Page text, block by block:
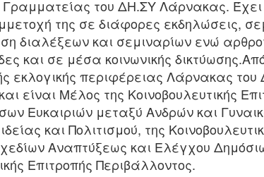
Γραμματείας του ΔΗ.ΣΥ Λάρνακας. Έχει
της σε διάφορες εκδηλώσεις,
διαλέξεων και σεμιναρίων ενώ
και σε μέσα κοινωνικής δικτύωσης.Από
εκλογικής περιφέρειας Λάρνακας
είναι Μέλος της Κοινοβουλευτικής
Ευκαιριών μεταξύ Ανδρών και
και Πολιτισμού, της
Αναπτύξεως και Ελέγχου
Επιτροπής Περιβάλλοντος.​